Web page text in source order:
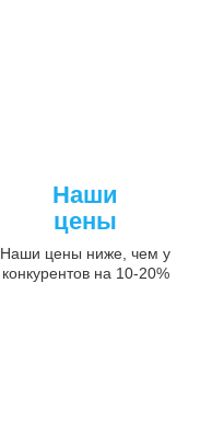
Наши
цены
Наши цены ниже, чем у
конкурентов на 10-20%